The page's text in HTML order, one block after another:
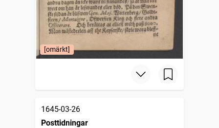
[omärkt]
1645-03-26
Posttidningar